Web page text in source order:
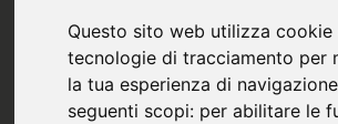
Questo sito web utilizza cookie
tecnologie di tracciamento per
la tua esperienza di
seguenti scopi: per abilitare le